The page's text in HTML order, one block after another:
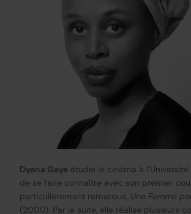
Dyana Gaye étudie le cinéma à
de se faire connaître avec son premier
particulièrement remarqué, Une Femme
(2000). Par la suite, elle réalise plusieurs